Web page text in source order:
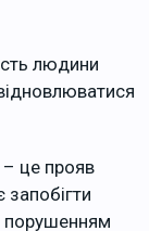
людини
– це прояв
порушенням